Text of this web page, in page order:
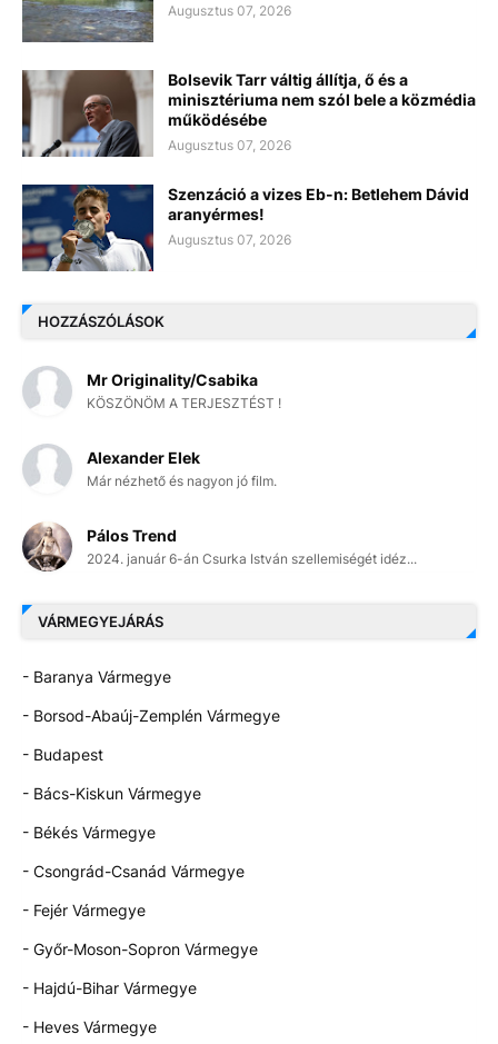
Augusztus 07, 2026
Bolsevik Tarr váltig állítja, ő és a
minisztériuma nem szól bele a közmédia
működésébe
Augusztus 07, 2026
Szenzáció a vizes Eb-n: Betlehem Dávid
aranyérmes!
Augusztus 07, 2026
HOZZÁSZÓLÁSOK
Mr Originality/Csabika
KÖSZÖNÖM A TERJESZTÉST !
Alexander Elek
Már nézhető és nagyon jó film.
Pálos Trend
2024. január 6-án Csurka István szellemiségét idéz...
VÁRMEGYEJÁRÁS
- Baranya Vármegye
- Borsod-Abaúj-Zemplén Vármegye
- Budapest
- Bács-Kiskun Vármegye
- Békés Vármegye
- Csongrád-Csanád Vármegye
- Fejér Vármegye
- Győr-Moson-Sopron Vármegye
- Hajdú-Bihar Vármegye
- Heves Vármegye